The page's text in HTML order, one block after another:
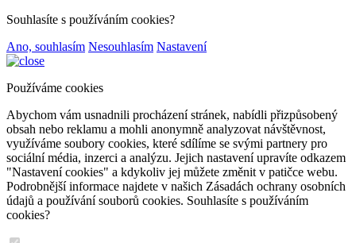
Souhlasíte s používáním cookies?
Ano, souhlasím Nesouhlasím Nastavení
Používáme cookies
Abychom vám usnadnili procházení stránek, nabídli přizpůsobený
obsah nebo reklamu a mohli anonymně analyzovat návštěvnost,
využíváme soubory cookies, které sdílíme se svými partnery pro
sociální média, inzerci a analýzu. Jejich nastavení upravíte odkazem
"Nastavení cookies" a kdykoliv jej můžete změnit v patičce webu.
Podrobnější informace najdete v našich Zásadách ochrany osobních
údajů a používání souborů cookies. Souhlasíte s používáním
cookies?